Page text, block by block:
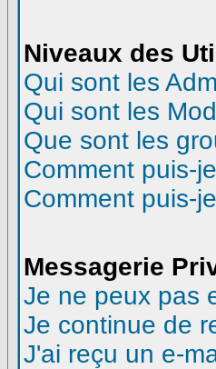
Niveaux des
Qui sont les
Qui sont les
Que sont les
Comment puis-
Comment puis-
Messagerie
Je ne peux pas
Je continue de
J'ai reçu un e-